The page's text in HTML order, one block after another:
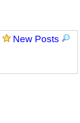
New Posts